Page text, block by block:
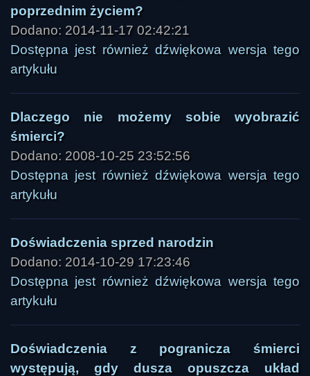
poprzednim życiem?
Dodano: 2014-11-17 02:42:21
Dostępna jest również dźwiękowa wersja tego
artykułu
Dlaczego nie możemy sobie wyobrazić
śmierci?
Dodano: 2008-10-25 23:52:56
Dostępna jest również dźwiękowa wersja tego
artykułu
Doświadczenia sprzed narodzin
Dodano: 2014-10-29 17:23:46
Dostępna jest również dźwiękowa wersja tego
artykułu
Doświadczenia z pogranicza śmierci
występują, gdy dusza opuszcza układ